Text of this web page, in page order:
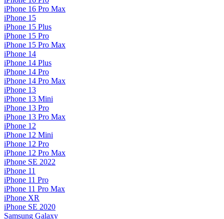
iPhone 16 Pro Max
iPhone 15
iPhone 15 Plus
iPhone 15 Pro
iPhone 15 Pro Max
iPhone 14
iPhone 14 Plus
iPhone 14 Pro
iPhone 14 Pro Max
iPhone 13
iPhone 13 Mini
iPhone 13 Pro
iPhone 13 Pro Max
iPhone 12
iPhone 12 Mini
iPhone 12 Pro
iPhone 12 Pro Max
iPhone SE 2022
iPhone 11
iPhone 11 Pro
iPhone 11 Pro Max
iPhone XR
iPhone SE 2020
Samsung Galaxy